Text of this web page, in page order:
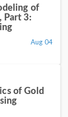
of
Part 3:
Aug 04
of Gold